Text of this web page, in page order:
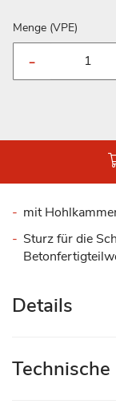
Menge (VPE)
mit
Sturz für die
Details